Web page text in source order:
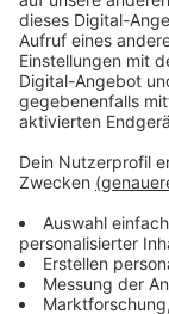
erst dort auf
bittet um
einhalten
Anzeige
Weitere
Anzeige